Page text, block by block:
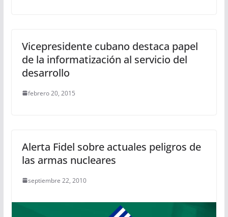
Vicepresidente cubano destaca papel
de la informatización al servicio del
desarrollo
febrero 20, 2015
Alerta Fidel sobre actuales peligros de
las armas nucleares
septiembre 22, 2010